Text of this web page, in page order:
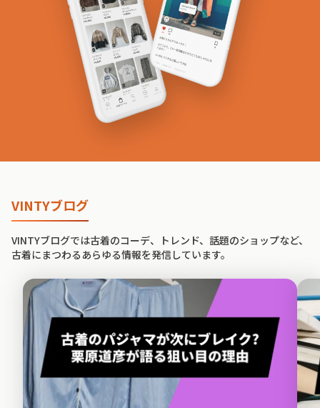
VINTYブログ
VINTYブログでは古着のコーデ、トレンド、話題のショップなど、
古着にまつわるあらゆる情報を発信しています。